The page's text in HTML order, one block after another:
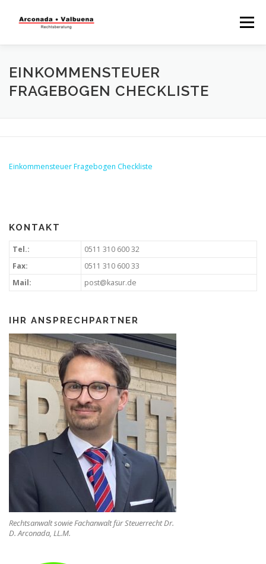
Menü
STARTSEITE RECHTSBERATUNG
EINKOMMENSTEUER
FRAGEBOGEN CHECKLISTE
Einkommensteuer Fragebogen Checkliste
KONTAKT
Tel.:
0511 310 600 32
Fax:
0511 310 600 33
Mail:
post@kasur.de
IHR ANSPRECHPARTNER
Rechtsanwalt sowie Fachanwalt für Steuerrecht Dr.
D. Arconada, LL.M.